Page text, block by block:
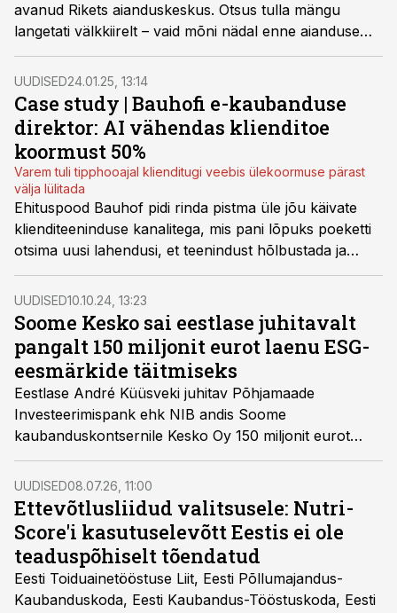
avanud Rikets aianduskeskus. Otsus tulla mängu
langetati välkkiirelt – vaid mõni nädal enne aianduse
kõrghooaja algust tuli ettevõttel otsustada, kas riskida
ja avada või loobuda võimalusest.
UUDISED24.01.25, 13:14
Case study | Bauhofi e-kaubanduse
direktor: AI vähendas klienditoe
koormust 50%
Varem tuli tipphooajal klienditugi veebis ülekoormuse pärast
välja lülitada
Ehituspood Bauhof pidi rinda pistma üle jõu käivate
klienditeeninduse kanalitega, mis pani lõpuks poeketti
otsima uusi lahendusi, et teenindust hõlbustada ja
parandada.
UUDISED10.10.24, 13:23
Soome Kesko sai eestlase juhitavalt
pangalt 150 miljonit eurot laenu ESG-
eesmärkide täitmiseks
Eestlase André Küüsveki juhitav Põhjamaade
Investeerimispank ehk NIB andis Soome
kaubanduskontsernile Kesko Oy 150 miljonit eurot
laenu seitsmeks aastaks, et ettevõte saaks vähendada
oma ettevõtlustegevuste väärtusahelas keskkonna
jalajälge.
UUDISED08.07.26, 11:00
Ettevõtlusliidud valitsusele: Nutri-
Score'i kasutuselevõtt Eestis ei ole
teaduspõhiselt tõendatud
Eesti Toiduainetööstuse Liit, Eesti Põllumajandus-
Kaubanduskoda, Eesti Kaubandus-Tööstuskoda, Eesti